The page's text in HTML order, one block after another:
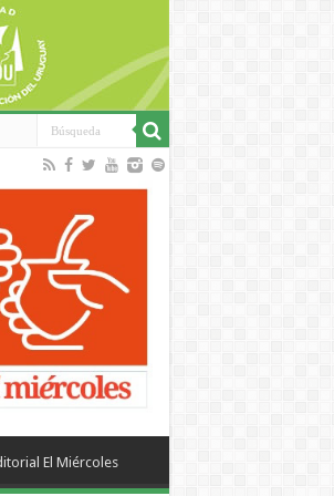
El Miércoles